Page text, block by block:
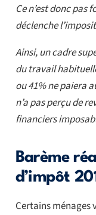
Ce n’est donc pas
déclenche
Ainsi, un cadre
du travail
ou 41% ne paiera
n’a pas perçu de
financiers
Barème
d’impôt
Certains ménages